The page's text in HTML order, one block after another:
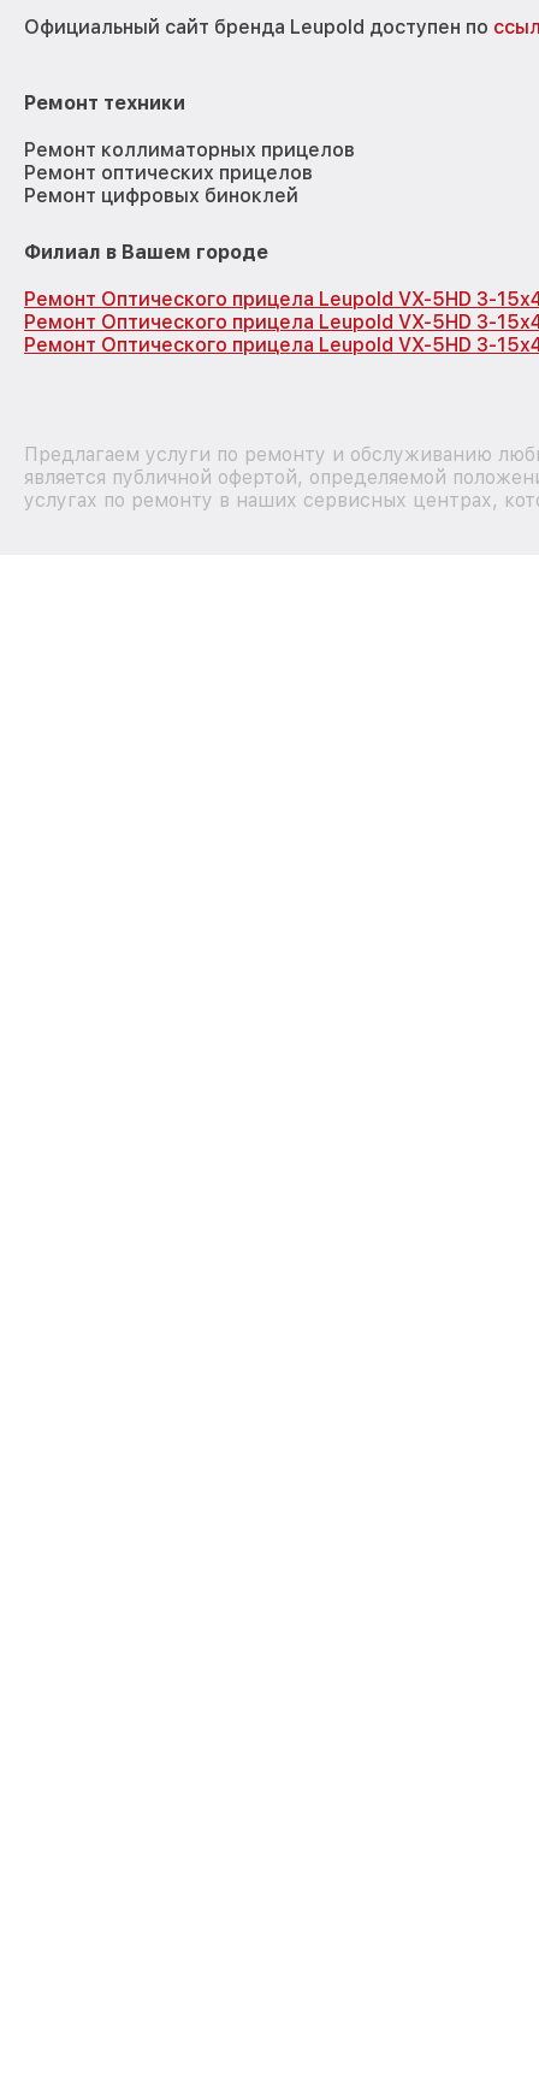
Официальный сайт бренда Leupold доступен по
Ремонт техники
Ремонт коллиматорных прицелов
Ремонт оптических прицелов
Ремонт цифровых биноклей
Филиал в Вашем городе
Ремонт Оптического прицела Leupold VX-5HD 3-
Ремонт Оптического прицела Leupold VX-5HD 3-
Ремонт Оптического прицела Leupold VX-5HD 3-
Предлагаем услуги по ремонту и обслуживанию
является публичной офертой, определяемой
услугах по ремонту в наших сервисных центрах,